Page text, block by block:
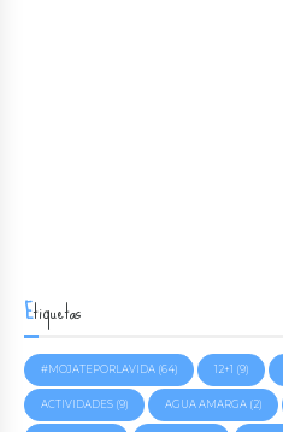
Etiquetas
#MOJATEPORLAVIDA(64) 12+1 (9)
ACTIVIDADES(9) AGUA AMARGA(2)